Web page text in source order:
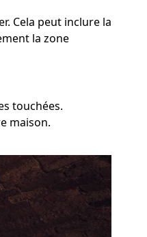
Cela peut inclure la
la zone
touchées.
maison.